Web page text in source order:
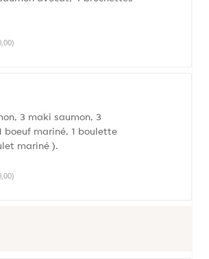
3 maki saumon, 3
boeuf mariné, 1 boulette
mariné ).